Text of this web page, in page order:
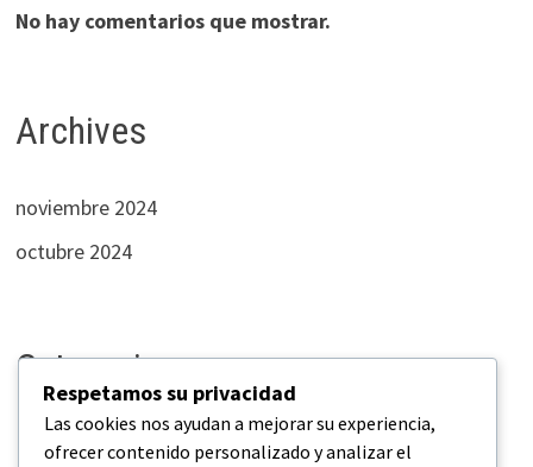
No hay comentarios que mostrar.
Archives
noviembre 2024
octubre 2024
Categories
Empresas
Respetamos su privacidad
Las cookies nos ayudan a mejorar su experiencia,
ofrecer contenido personalizado y analizar el